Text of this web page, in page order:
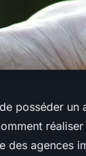
posséder
des agences